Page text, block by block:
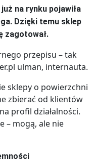
na rynku pojawiła
Dzięki temu sklep
zagotował.
przepisu – tak
ulman, internauta.
sklepy o powierzchni
zbierać od klientów
profil działalności.
– mogą, ale nie